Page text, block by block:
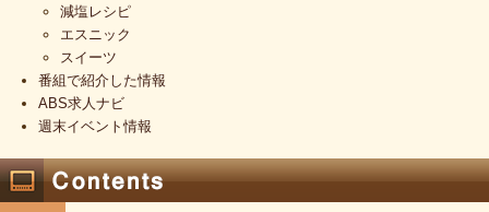
減塩レシピ
エスニック
スイーツ
番組で紹介した情報
ABS求人ナビ
週末イベント情報